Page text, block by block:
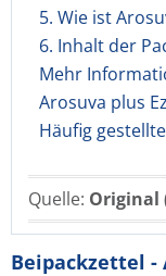
5. Wie ist
6. Inhalt der
Mehr
Arosuva plus
Häufig
Quelle: Original
Beipackzettel -